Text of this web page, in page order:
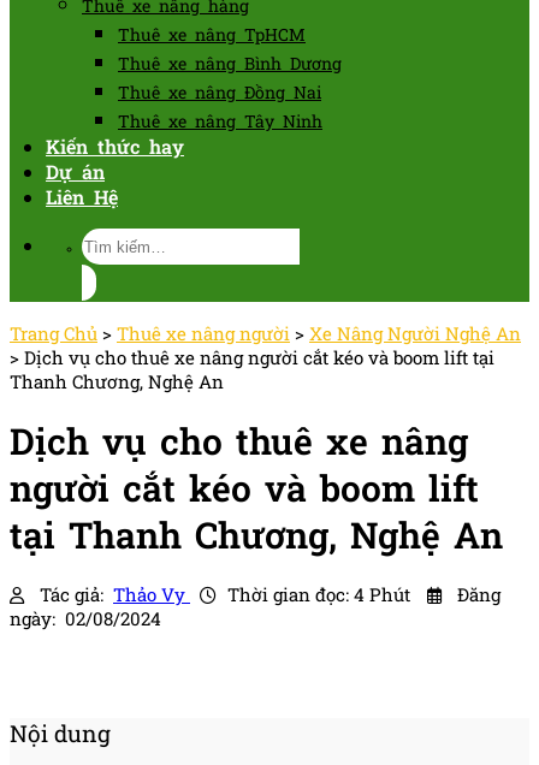
Thuê xe nâng hàng
Thuê xe nâng TpHCM
Thuê xe nâng Bình Dương
Thuê xe nâng Đồng Nai
Thuê xe nâng Tây Ninh
Kiến thức hay
Dự án
Liên Hệ
Tìm
kiếm:
Trang Chủ > Thuê xe nâng người > Xe Nâng Người Nghệ An
> Dịch vụ cho thuê xe nâng người cắt kéo và boom lift tại
Thanh Chương, Nghệ An
Dịch vụ cho thuê xe nâng
người cắt kéo và boom lift
tại Thanh Chương, Nghệ An
Tác giả: Thảo Vy Thời gian đọc: 4 Phút
Đăng
ngày: 02/08/2024
Nội dung